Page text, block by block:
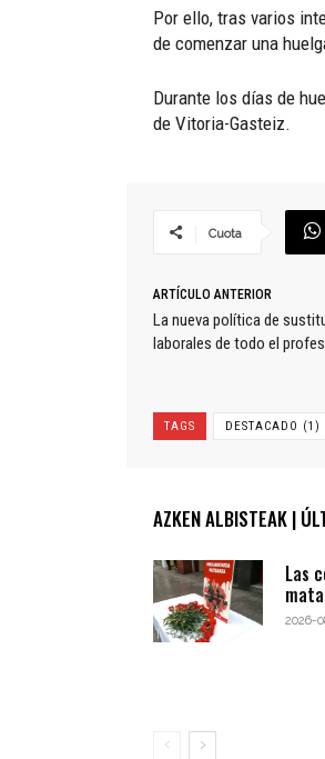
Por ello, tras varios
de comenzar una
Durante los días de
de Vitoria-Gasteiz.
Cuota
ARTÍCULO ANTERIOR
La nueva política de
laborales de todo el
TAGS DESTACADO (1)
AZKEN ALBISTEAK |
Las
2026-